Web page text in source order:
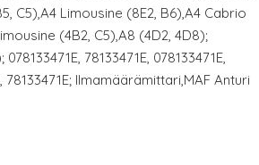
C5),A4 Limousine (8E2, B6),A4 Cabrio
(4B2, C5),A8 (4D2, 4D8);
78133471E, 078133471E,
78133471E; Ilmamäärämittari,MAF Anturi